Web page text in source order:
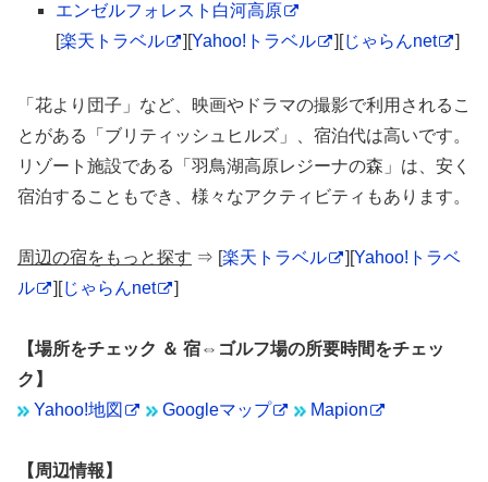
エンゼルフォレスト白河高原
[楽天トラベル ][Yahoo!トラベル ][じゃらんnet ]
「花より団子」など、映画やドラマの撮影で利用されるこ
とがある「ブリティッシュヒルズ」、宿泊代は高いです。
リゾート施設である「羽鳥湖高原レジーナの森」は、安く
宿泊することもでき、様々なアクティビティもあります。
周辺の宿をもっと探す ⇒ [楽天トラベル ][Yahoo!トラベ
ル
][じゃらんnet ]
【場所をチェック ＆ 宿⇔ゴルフ場の所要時間をチェッ
ク】
Yahoo!地図
Googleマップ Mapion
【周辺情報】